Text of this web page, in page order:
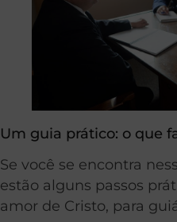
Um guia prático: o que
Se você se encontra
estão alguns passos
amor de Cristo, para